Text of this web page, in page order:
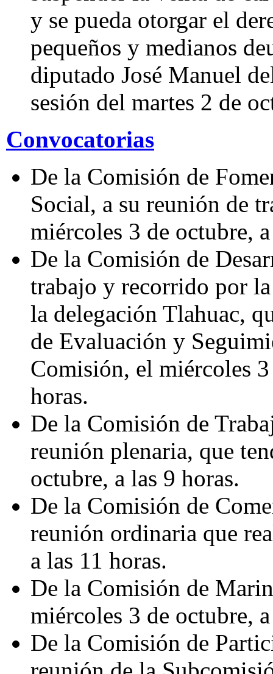
y se pueda otorgar el
pequeños y medianos
diputado José Manuel
sesión del martes 2 de
Convocatorias
De la Comisión de
Social, a su reunión de
miércoles 3 de octubre,
De la Comisión de
trabajo y recorrido por
la delegación Tlahuac,
de Evaluación y
Comisión, el miércoles
horas.
De la Comisión de
reunión plenaria, que
octubre, a las 9 horas.
De la Comisión de
reunión ordinaria que
a las 11 horas.
De la Comisión de
miércoles 3 de octubre,
De la Comisión de